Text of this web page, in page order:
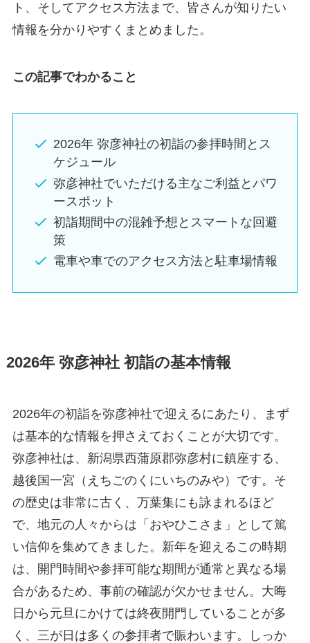
ト、そしてアクセス方法まで、皆さんが知りたい
情報を分かりやすくまとめました。
この記事でわかること
2026年 弥彦神社の初詣の参拝時間とス
ケジュール
弥彦神社でいただける主なご利益とパワ
ースポット
初詣期間中の混雑予想とスマートな回避
策
電車や車でのアクセス方法と駐車場情報
2026年 弥彦神社 初詣の基本情報
2026年の初詣を弥彦神社で迎えるにあたり、まず
は基本的な情報を押さえておくことが大切です。
弥彦神社は、新潟県西蒲原郡弥彦村に鎮座する、
越後国一宮（えちごのくにいちのみや）です。そ
の歴史は非常に古く、万葉集にも詠まれるほど
で、地元の人々からは「おやひこさま」として篤
い信仰を集めてきました。新年を迎えるこの時期
は、開門時間や参拝可能な期間が通常と異なる場
合があるため、事前の確認が欠かせません。大晦
日から元旦にかけては終夜開門していることが多
く、三が日は多くの参拝者で賑わいます。しっか